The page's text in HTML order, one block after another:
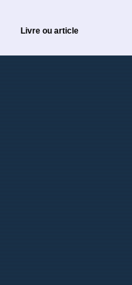
Livre ou article